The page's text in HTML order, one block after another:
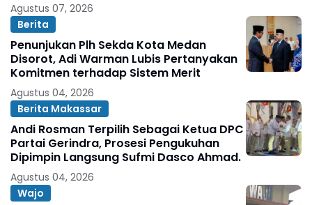
Agustus 07, 2026
Berita
Penunjukan Plh Sekda Kota Medan
Disorot, Adi Warman Lubis Pertanyakan
Komitmen terhadap Sistem Merit
Agustus 04, 2026
Berita Makassar
Andi Rosman Terpilih Sebagai Ketua DPC
Partai Gerindra, Prosesi Pengukuhan
Dipimpin Langsung Sufmi Dasco Ahmad.
Agustus 04, 2026
Wajo